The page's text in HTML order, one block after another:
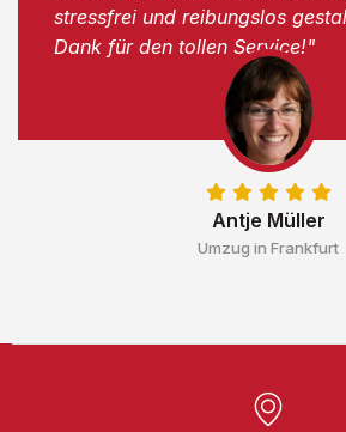
Antje Müller
Umzug in Frankfurt
stressfrei und reibungslos
Dank für den tollen Service!"